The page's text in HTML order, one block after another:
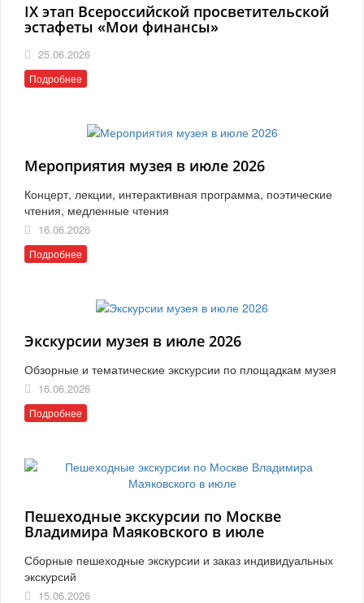
IX этап Всероссийской просветительской
эстафеты «Мои финансы»
25.06.2026
Подробнее
Мероприятия музея в июле 2026
Концерт, лекции, интерактивная программа, поэтические
чтения, медленные чтения
16.06.2026
Подробнее
Экскурсии музея в июле 2026
Обзорные и тематические экскурсии по площадкам музея
16.06.2026
Подробнее
Пешеходные экскурсии по Москве
Владимира Маяковского в июле
Сборные пешеходные экскурсии и заказ индивидуальных
экскурсий
15.06.2026